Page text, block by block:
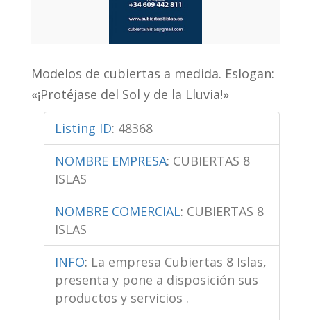
Modelos de cubiertas a medida. Eslogan:
«¡Protéjase del Sol y de la Lluvia!»
Listing ID: 48368
NOMBRE EMPRESA: CUBIERTAS 8
ISLAS
NOMBRE COMERCIAL: CUBIERTAS 8
ISLAS
INFO: La empresa Cubiertas 8 Islas,
presenta y pone a disposición sus
productos y servicios .